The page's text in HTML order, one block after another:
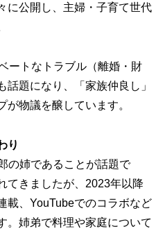
に公開し、主婦・子育て世代
ートなトラブル（離婚・財
題になり、「家族仲良し」
が物議を醸しています。
り
の姉であることが話題で
てきましたが、2023年以降
載、YouTubeでのコラボなど
。姉弟で料理や家庭について